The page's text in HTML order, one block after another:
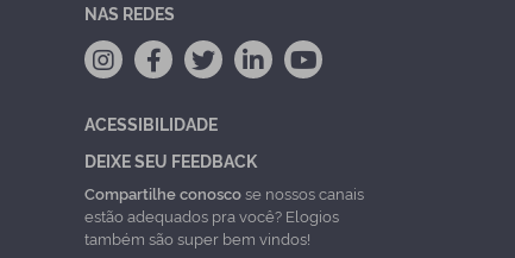
NAS REDES
ACESSIBILIDADE
DEIXE SEU FEEDBACK
Compartilhe conoscose nossos canais
estão adequados pra você? Elogios
também são super bem vindos!